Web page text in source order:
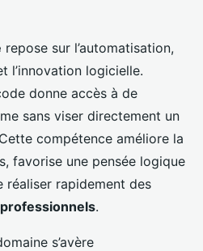
repose sur l’automatisation,
l’innovation logicielle.
donne accès à de
sans viser directement un
compétence améliore la
favorise une pensée logique
rapidement des
.
s’avère